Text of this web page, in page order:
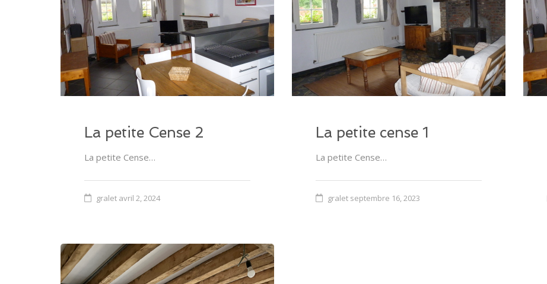
La petite Cense 2
La petite Cense…
gralet avril 2, 2024
La petite cense 1
La petite Cense…
gralet septembre 16, 2023